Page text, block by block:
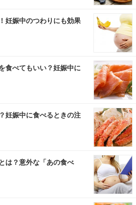
妊娠中のつわりにも効果
食べてもいい？妊娠中に
妊娠中に食べるときの注
は？意外な「あの食べ